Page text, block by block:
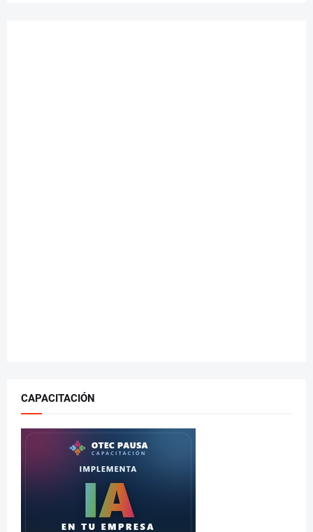
CAPACITACIÓN